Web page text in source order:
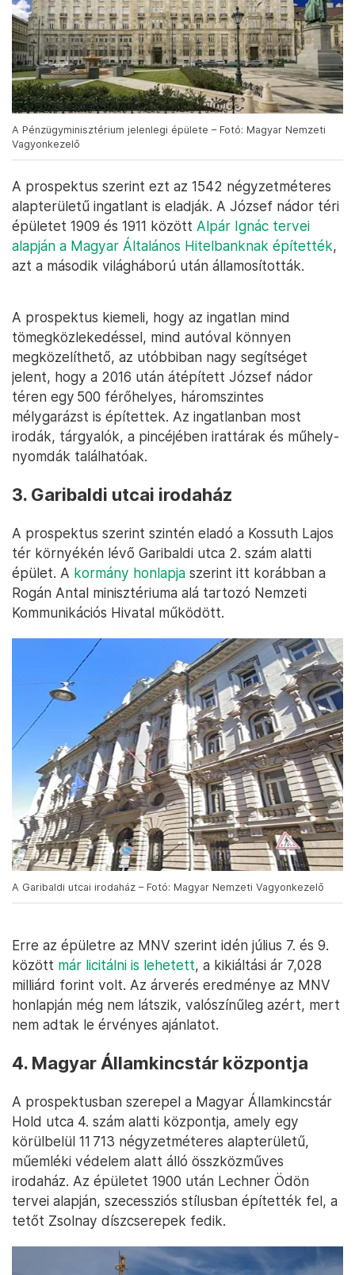
A Pénzügyminisztérium jelenlegi épülete – Fotó: Magyar Nemzeti
Vagyonkezelő
A prospektus szerint ezt az 1542 négyzetméteres
alapterületű ingatlant is eladják. A József nádor téri
épületet 1909 és 1911 között Alpár Ignác tervei
alapján a Magyar Általános Hitelbanknak építették,
azt a második világháború után államosították.
A prospektus kiemeli, hogy az ingatlan mind
tömegközlekedéssel, mind autóval könnyen
megközelíthető, az utóbbiban nagy segítséget
jelent, hogy a 2016 után átépített József nádor
téren egy 500 férőhelyes, háromszintes
mélygarázst is építettek. Az ingatlanban most
irodák, tárgyalók, a pincéjében irattárak és műhely-
nyomdák találhatóak.
3. Garibaldi utcai irodaház
A prospektus szerint szintén eladó a Kossuth Lajos
tér környékén lévő Garibaldi utca 2. szám alatti
épület. A kormány honlapja szerint itt korábban a
Rogán Antal minisztériuma alá tartozó Nemzeti
Kommunikációs Hivatal működött.
A Garibaldi utcai irodaház – Fotó: Magyar Nemzeti Vagyonkezelő
Erre az épületre az MNV szerint idén július 7. és 9.
között már licitálni is lehetett, a kikiáltási ár 7,028
milliárd forint volt. Az árverés eredménye az MNV
honlapján még nem látszik, valószínűleg azért, mert
nem adtak le érvényes ajánlatot.
4. Magyar Államkincstár központja
A prospektusban szerepel a Magyar Államkincstár
Hold utca 4. szám alatti központja, amely egy
körülbelül 11 713 négyzetméteres alapterületű,
műemléki védelem alatt álló összközműves
irodaház. Az épületet 1900 után Lechner Ödön
tervei alapján, szecessziós stílusban építették fel, a
tetőt Zsolnay díszcserepek fedik.